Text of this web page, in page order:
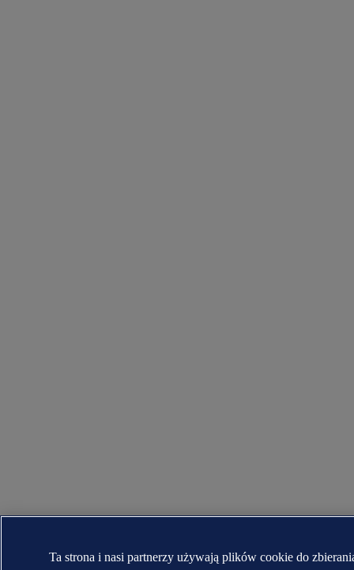
Ta strona i nasi partnerzy używają plików cookie do